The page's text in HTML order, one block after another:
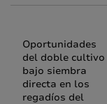
Oportunidades
del doble cultivo
bajo siembra
directa en los
regadíos del